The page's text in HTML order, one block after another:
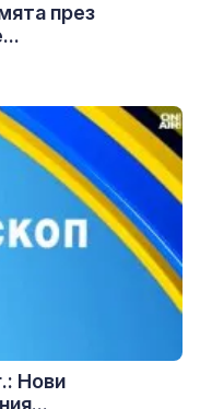
през
Нови